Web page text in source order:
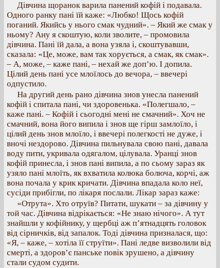
Дівчина щоранок варила панений кофій і подавала.
Одного ранку пані їй каже: «Любко! Щось кофій
поганий. Якийсь у нього смак чудний». – Який же смак у
ньому? Ану я скоштую, коли зволите, – промовила
дівчина. Пані їй дала, а вона узяла і, скоштувавши,
сказала: «Це, може, вам так хорується, а смак, як смак».
– А, може, – каже пані, – нехай же доп’ю. І допила.
Цілий день пані усе млоїлось до вечора, – ввечері
одпустило.
На другий день рано дівчина знов унесла панений
кофій і спитала пані, чи здоровенька. «Полегшало, –
каже пані. – Кофій і сьогодні мені не смачний». Хоч не
смачний, вона його випила і знов ще гірш замлоїло, і
цілий день знов млоїло, і ввечері полегкості не дуже, і
вночі нездорово. Дівчина пильнувала свою пані, давала
воду пити, укривала одягалом, цілувала. Уранці знов
кофій принесла, і знов пані випила, а по сьому зараз як
узяло пані млоїть, як вхватила колюка болюча, корчі, аж
вона почала у крик кричати. Дівчина впадала коло неї,
сусіди прибігли, по лікаря послали. Лікар зараз каже:
«Отрута». Хто отруїв? Питати, шукати – за дівчину у
той час. Дівчина відрікається: «Не знаю нічого». А тут
знайшли у кофійнику, у щербці аж п’ятнадцять головок
від сірничків, від запалок. Тоді дівчина призналася, що:
«Я, – каже, – хотіла її струїти». Пані ледве визволили від
смерті, а здоров’є панське повік зрушено, а дівчину
стали судом судити.